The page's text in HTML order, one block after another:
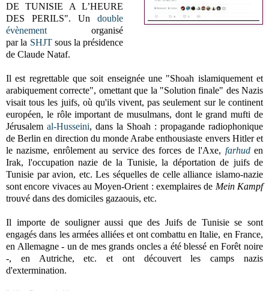
DE TUNISIE A L’HEURE
DES PERILS".Undouble
évènement organisé
parla SHJTsous la présidence
de Claude Nataf.
Il est regrettable que soit enseignée une "Shoah islamiquement et
arabiquement correcte", omettant que la "Solution finale" des Nazis
visait tous les juifs, où qu'ils vivent, pas seulement sur le continent
européen, le rôle important de musulmans, dont le grand mufti de
Jérusalem al-Husseini, dans la Shoah : propagande radiophonique
de Berlin en direction du monde Arabe enthousiaste envers Hitler et
le nazisme, enrôlement au service des forces de l'Axe, farhuden
Irak, l'occupation nazie de la Tunisie, la déportation de juifs de
Tunisie par avion, etc. Les séquelles de celle alliance islamo-nazie
sont encore vivaces au Moyen-Orient : exemplaires de Mein Kampf
trouvé dans des domiciles gazaouis, etc.
Il importe de souligner aussi que des Juifs de Tunisie se sont
engagés dans les armées alliées et ont combattu en Italie, en France,
en Allemagne - un de mes grands oncles a été blessé en Forêt noire
-, en Autriche, etc. et ont découvert les camps nazis
d'extermination.